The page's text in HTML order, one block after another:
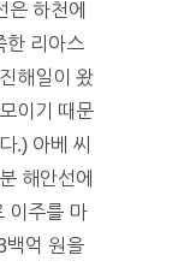
은 하천에
한 리아스
해일이 왔
이기 때문
.) 아베 씨
해안선에
이주를 마
백억 원을